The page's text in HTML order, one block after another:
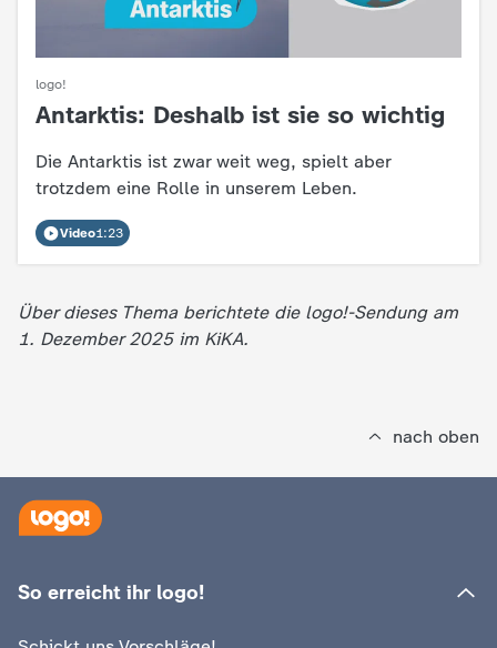
logo!
:
Antarktis: Deshalb ist sie so wichtig
Die Antarktis ist zwar weit weg, spielt aber
trotzdem eine Rolle in unserem Leben.
Video1:23
Über dieses Thema berichtete die logo!-Sendung am
1. Dezember 2025 im KiKA.
nach oben
So erreicht ihr logo!